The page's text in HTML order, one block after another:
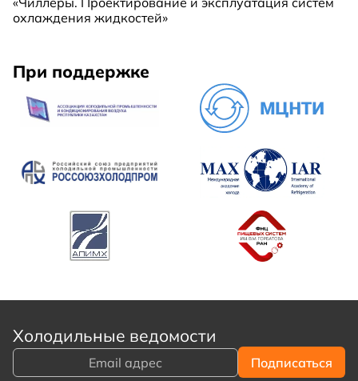
охлаждения жидкостей»
При поддержке
Холодильные ведомости